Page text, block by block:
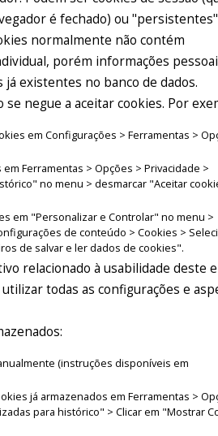
é fechado) ou
normalmente não contém
porém informações
existentes no banco de dados.
negue a aceitar cookies. Por
em Configurações > Ferramentas >
Ferramentas > Opções > Privacidade >
no menu > desmarcar "Aceitar
em "Personalizar e Controlar" no menu >
de conteúdo > Cookies >
de salvar e ler dados de cookies".
relacionado à usabilidade deste
todas as configurações e
(instruções disponíveis em
já armazenados em Ferramentas >
para histórico" > Clicar em "Mostrar